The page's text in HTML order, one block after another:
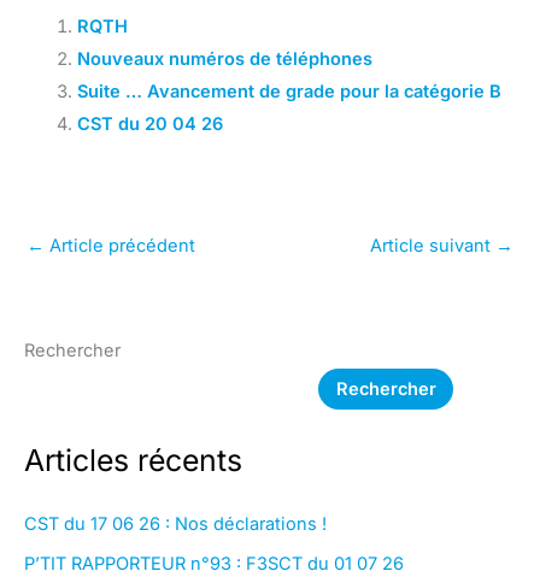
RQTH
Nouveaux numéros de téléphones
Suite … Avancement de grade pour la catégorie B
CST du 20 04 26
← Article précédent Article suivant →
Rechercher
Rechercher
Articles récents
CST du 17 06 26 : Nos déclarations !
P’TIT RAPPORTEUR n°93 : F3SCT du 01 07 26